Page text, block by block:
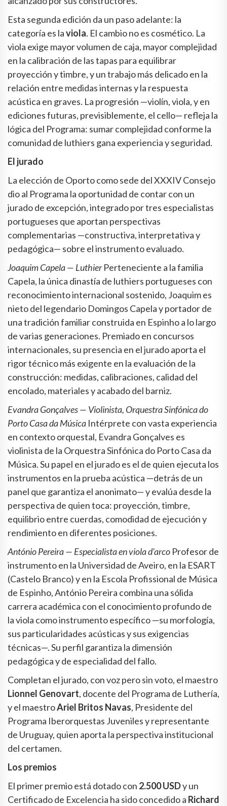
Esta segunda edición da un paso adelante: la
categoría es laviola. El cambio no es cosmético. La
viola exige mayor volumen de caja, mayor complejidad
en la calibración de las tapas para equilibrar
proyección y timbre, y un trabajo más delicado en la
relación entre medidas internas y la respuesta
acústica en graves. La progresión —violín, viola, y en
ediciones futuras, previsiblemente, el cello— refleja la
lógica del Programa: sumar complejidad conforme la
comunidad de luthiers gana experiencia y seguridad.
El jurado
La elección de Oporto como sede del XXXIV Consejo
dio al Programa la oportunidad de contar con un
jurado de excepción, integrado por tres especialistas
portugueses que aportan perspectivas
complementarias —constructiva, interpretativa y
pedagógica— sobre el instrumento evaluado.
Joaquim Capela — LuthierPerteneciente a la familia
Capela, la única dinastía de luthiers portugueses con
reconocimiento internacional sostenido, Joaquim es
nieto del legendario Domingos Capela y portador de
una tradición familiar construida en Espinho a lo largo
de varias generaciones. Premiado en concursos
internacionales, su presencia en el jurado aporta el
rigor técnico más exigente en la evaluación de la
construcción: medidas, calibraciones, calidad del
encolado, materiales y acabado del barniz.
Evandra Gonçalves — Violinista, Orquestra Sinfónica do
Porto Casa da Música Intérprete con vasta experiencia
en contexto orquestal, Evandra Gonçalves es
violinista de la Orquestra Sinfónica do Porto Casa da
Música. Su papel en el jurado es el de quien ejecuta los
instrumentos en la prueba acústica —detrás de un
panel que garantiza el anonimato— y evalúa desde la
perspectiva de quien toca: proyección, timbre,
equilibrio entre cuerdas, comodidad de ejecución y
rendimiento en diferentes posiciones.
António Pereira — Especialista en viola d'arco Profesor de
instrumento en la Universidad de Aveiro, en la ESART
(Castelo Branco) y en la Escola Profissional de Música
de Espinho, António Pereira combina una sólida
carrera académica con el conocimiento profundo de
la viola como instrumento específico —su morfología,
sus particularidades acústicas y sus exigencias
técnicas—. Su perfil garantiza la dimensión
pedagógica y de especialidad del fallo.
Completan el jurado, con voz pero sin voto, el maestro
Lionnel Genovart, docente del Programa de Luthería,
y el maestroAriel Britos Navas, Presidente del
Programa Iberorquestas Juveniles y representante
de Uruguay, quien aporta la perspectiva institucional
del certamen.
Los premios
El primer premio está dotado con 2.500 USDy un
Certificado de Excelencia ha sido concedido a Richard